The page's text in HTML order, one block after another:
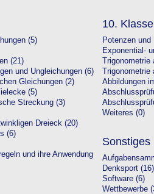
(5)
(21)
und Ungleichungen (6)
Gleichungen (2)
(5)
Streckung (3)
Dreieck (20)
(6)
und ihre Anwendung
10. Klasse
Potenzen
Exponential-
Abbildungen
Weiteres (0)
Sonstiges
Denksport (16)
Software (6)
Wettbewerbe